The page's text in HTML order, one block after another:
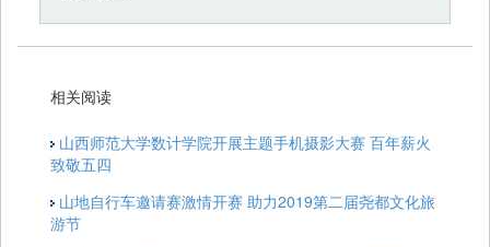
相关阅读
山西师范大学数计学院开展主题手机摄影大赛 百年薪火
致敬五四
山地自行车邀请赛激情开赛 助力2019第二届尧都文化旅
游节